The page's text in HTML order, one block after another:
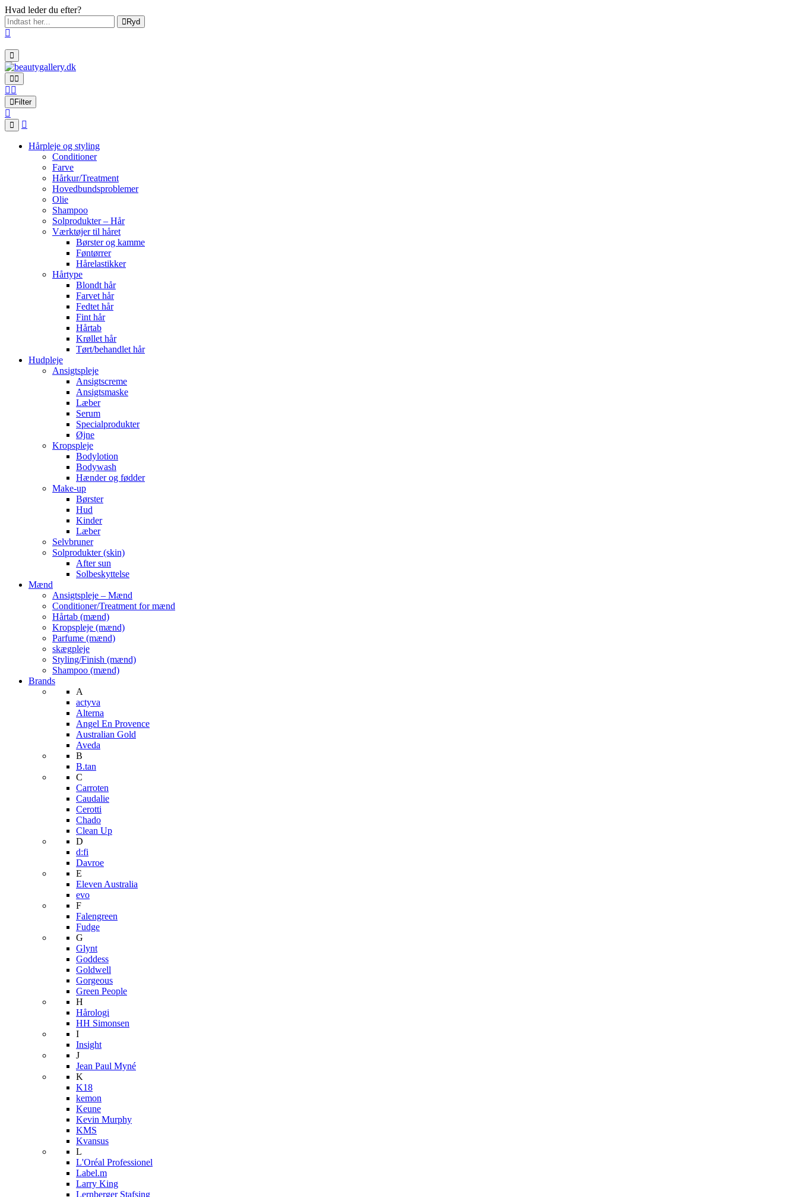
Hvad leder du efter?
Ryd
Filter
Hårpleje og styling
Conditioner
Farve
Hårkur/Treatment
Hovedbundsproblemer
Olie
Shampoo
Solprodukter – Hår
Værktøjer til håret
Børster og kamme
Føntørrer
Hårelastikker
Hårtype
Blondt hår
Farvet hår
Fedtet hår
Fint hår
Hårtab
Krøllet hår
Tørt/behandlet hår
Hudpleje
Ansigtspleje
Ansigtscreme
Ansigtsmaske
Læber
Serum
Specialprodukter
Øjne
Kropspleje
Bodylotion
Bodywash
Hænder og fødder
Make-up
Børster
Hud
Kinder
Læber
Selvbruner
Solprodukter (skin)
After sun
Solbeskyttelse
Mænd
Ansigtspleje – Mænd
Conditioner/Treatment for mænd
Hårtab (mænd)
Kropspleje (mænd)
Parfume (mænd)
skægpleje
Styling/Finish (mænd)
Shampoo (mænd)
Brands
A
actyva
Alterna
Angel En Provence
Australian Gold
Aveda
B
B.tan
C
Carroten
Caudalie
Cerotti
Chado
Clean Up
D
d:fi
Davroe
E
Eleven Australia
evo
F
Falengreen
Fudge
G
Glynt
Goddess
Goldwell
Gorgeous
Green People
H
Hårologi
HH Simonsen
I
Insight
J
Jean Paul Myné
K
K18
kemon
Keune
Kevin Murphy
KMS
Kvansus
L
L'Oréal Professionel
Label.m
Larry King
Lernberger Stafsing